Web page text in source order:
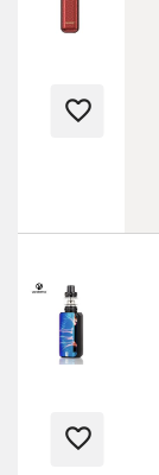
favorite_border
favorite_border